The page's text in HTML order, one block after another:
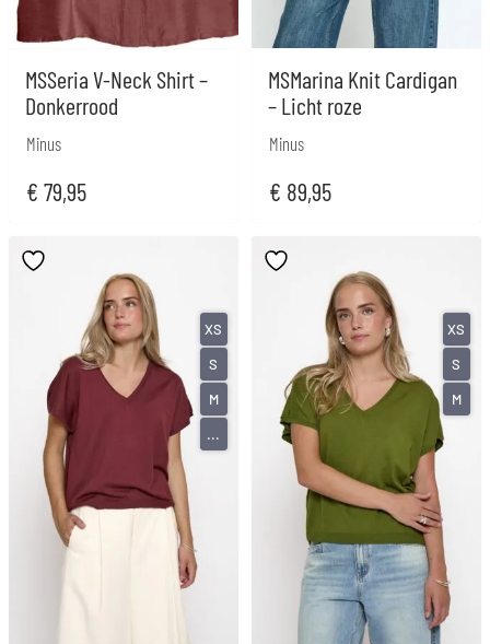
MSSeria V-Neck Shirt –
Donkerrood
Minus
€ 79,95
MSMarina Knit Cardigan
– Licht roze
Minus
€ 89,95
XS
S
M
...
XS
S
M